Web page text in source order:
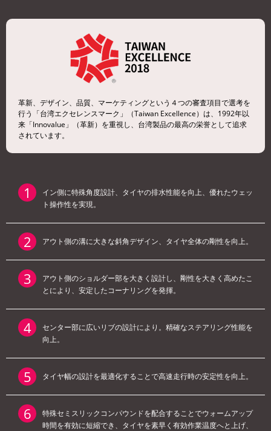
革新、デザイン、品質、マーケティングという４つの審査項目で選考を
行う「台湾エクセレンスマーク」（Taiwan Excellence）は、1992年以
来「Innovalue」（革新）を重視し、台湾製品の最高の栄誉として追求
されています。
イン側に特殊角度設計、タイヤの排水性能を向上、優れたウェッ
ト操作性を実現。
アウト側の溝に大きな斜角デザイン、タイヤ全体の剛性を向上。
アウト側のショルダー部を大きく設計し、剛性を大きく高めたこ
とにより、安定したコーナリングを発揮。
センター部に広いリブの設計により。精確なステアリング性能を
向上。
タイヤ幅の設計を最適化することで高速走行時の安定性を向上。
特殊セミスリックコンパウンドを配合することでウォームアップ
時間を有効に短縮でき、タイヤを素早く有効作業温度へと上げ、